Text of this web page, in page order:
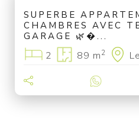
SUPERBE
CHAMBRES AVEC
GARAGE 🌿�...
2 89 m2